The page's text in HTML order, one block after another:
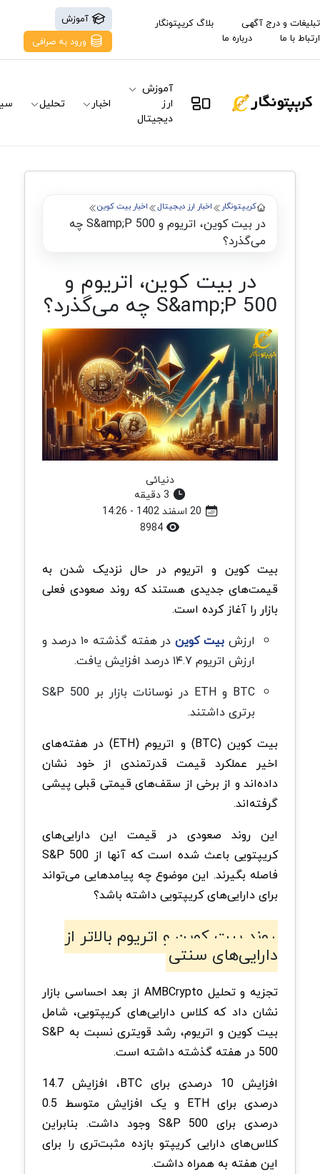
تبلیغات و درج آگهی
بلاگ کریپتونگار
ارتباط با ما
درباره ما
آموزش
ورود به صرافی
آموزش
ارز
دیجیتال
اخبار تحلیل
کریپتونگار اخبار ارز دیجیتال اخبار بیت کوین
در بیت کوین، اتریوم و S&amp;P 500 چه
می‌گذرد؟
در بیت کوین، اتریوم و
S&amp;P 500 چه می‌گذرد؟
دنیائی
بیت کوین و اتریوم در حال نزدیک شدن به
قیمت‌های جدیدی هستند که روند صعودی فعلی
بازار را آغاز کرده است.
ارزش بیت کوین
در هفته گذشته ۱۰ درصد و
ارزش اتریوم ۱۴.۷ درصد افزایش یافت.
BTC و ETH در نوسانات بازار بر S&P 500
برتری داشتند.
بیت کوین (BTC) و اتریوم (ETH) در هفته‌های
اخیر عملکرد قیمت قدرتمندی از خود نشان
داده‌اند و از برخی از سقف‌های قیمتی قبلی پیشی
گرفته‌اند.
این روند صعودی در قیمت این دارایی‌های
کریپتویی باعث شده است که آنها از S&P 500
فاصله بگیرند. این موضوع چه پیامدهایی می‌تواند
برای دارایی‌های کریپتویی داشته باشد؟
روند بیت کوین و اتریوم بالاتر از
دارایی‌های سنتی
تجزیه و تحلیل AMBCrypto از بعد احساسی بازار
نشان داد که کلاس دارایی‌های کریپتویی، شامل
بیت کوین و اتریوم، رشد قویتری نسبت به S&P
500 در هفته گذشته داشته است.
افزایش 10 درصدی برای BTC، افزایش 14.7
درصدی برای ETH و یک افزایش متوسط 0.5
درصدی برای S&P 500 وجود داشت. بنابراین
کلاس‌های دارایی کریپتو بازده مثبت‌تری را برای
این هفته به همراه داشت.